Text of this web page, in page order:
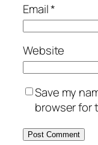
Email*
Website
Save my
browser for